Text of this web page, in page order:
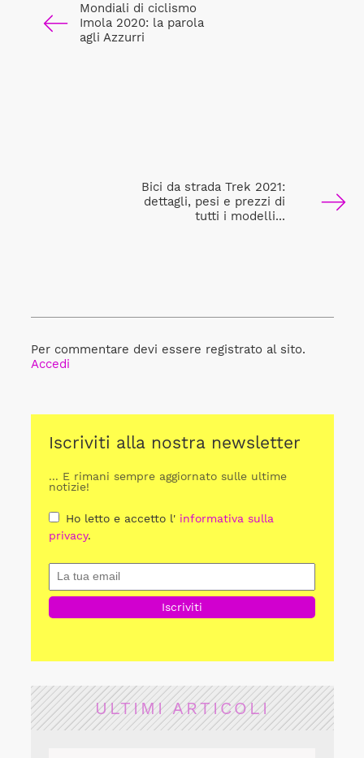
Mondiali di ciclismo
Imola 2020: la parola
agli Azzurri
Bici da strada Trek 2021:
dettagli, pesi e prezzi di
tutti i modelli...
Per commentare devi essere registrato al sito.
Accedi
Iscriviti alla nostra newsletter
... E rimani sempre aggiornato sulle ultime
notizie!
Ho letto e accetto l' informativa sulla
privacy.
ULTIMI ARTICOLI